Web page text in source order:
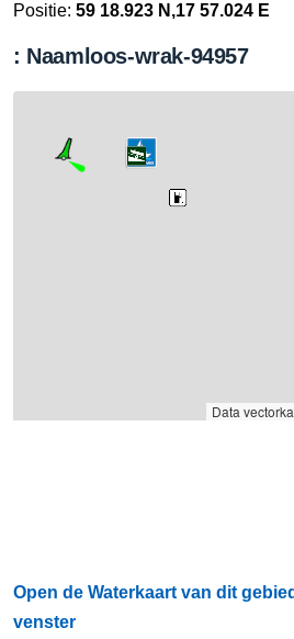
Positie: 59 18.923 N,17 57.024 E
: Naamloos-wrak-94957
Data
Open de Waterkaart van dit
venster